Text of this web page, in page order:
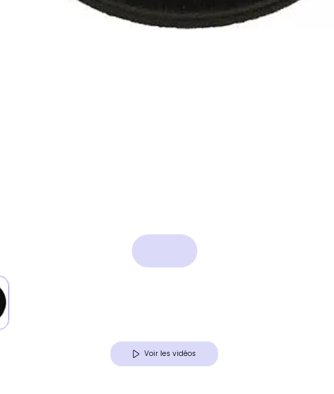
Voir les vidéos